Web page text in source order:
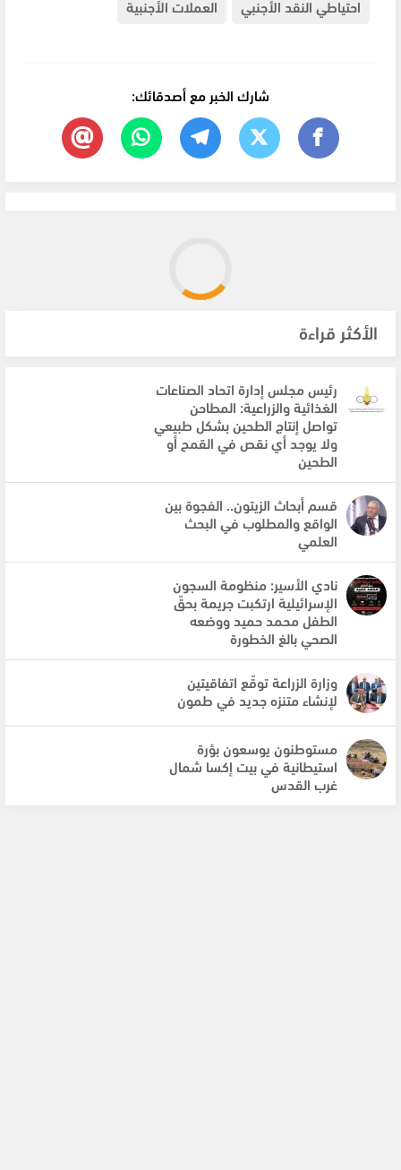
احتياطي النقد الأجنبي العملات الأجنبية
شارك الخبر مع أصدقائك:
الأكثر قراءة
رئيس مجلس إدارة اتحاد الصناعات
الغذائية والزراعية: المطاحن
تواصل إنتاج الطحين بشكل طبيعي
ولا يوجد أي نقص في القمح أو
الطحين
قسم أبحاث الزيتون.. الفجوة بين
الواقع والمطلوب في البحث
العلمي
نادي الأسير: منظومة السجون
الإسرائيلية ارتكبت جريمة بحقّ
الطفل محمد حميد ووضعه
الصحي بالغ الخطورة
وزارة الزراعة توقّع اتفاقيتين
لإنشاء متنزه جديد في طمون
مستوطنون يوسعون بؤرة
استيطانية في بيت إكسا شمال
غرب القدس